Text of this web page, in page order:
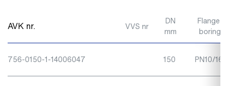
AVK nr. VVS nr
DN
mm
Flange-
boring
756-0150-1-14006047 150 PN10/16